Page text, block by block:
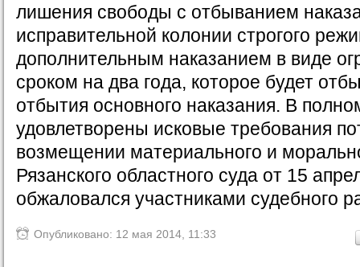
лишения свободы с отбыванием
исправительной колонии строгого
дополнительным наказанием в виде
сроком на два года, которое будет
отбытия основного наказания. В
удовлетворены исковые требования
возмещении материального и
Рязанского областного суда от 15
обжаловался участниками судебного
Опубликовано: 12 мая 2014, 11:33